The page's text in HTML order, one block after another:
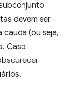
devem ser
cauda (ou seja,
Caso